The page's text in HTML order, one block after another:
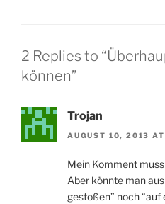
2 Replies to
können”
Trojan
AUGUST 10, 2013
Mein Komment
Aber könnte man
gestoßen” noch “auf